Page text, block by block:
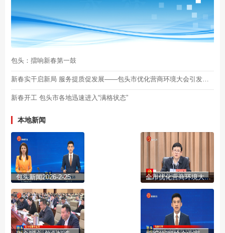
包头：擂响新春第一鼓
新春实干启新局 服务提质促发展——包头市优化营商环境大会引发反响
新春开工 包头市各地迅速进入“满格状态”
本地新闻
包头新闻2026-2-25 全市优化营商环境大会召开